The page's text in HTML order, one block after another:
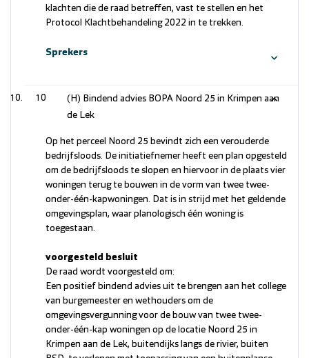
klachten die de raad betreffen, vast te stellen en het
Protocol Klachtbehandeling 2022 in te trekken.
Sprekers
10
(H) Bindend advies BOPA Noord 25 in Krimpen aan
de Lek
Op het perceel Noord 25 bevindt zich een verouderde
bedrijfsloods. De initiatiefnemer heeft een plan opgesteld
om de bedrijfsloods te slopen en hiervoor in de plaats vier
woningen terug te bouwen in de vorm van twee twee-
onder-één-kapwoningen. Dat is in strijd met het geldende
omgevingsplan, waar planologisch één woning is
toegestaan.
voorgesteld besluit
De raad wordt voorgesteld om:
Een positief bindend advies uit te brengen aan het college
van burgemeester en wethouders om de
omgevingsvergunning voor de bouw van twee twee-
onder-één-kap woningen op de locatie Noord 25 in
Krimpen aan de Lek, buitendijks langs de rivier, buiten